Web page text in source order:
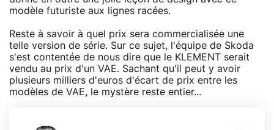
modèle futuriste aux lignes racées.
Reste à savoir à quel prix sera commercialisée une
telle version de série. Sur ce sujet, l'équipe de Skoda
s'est contentée de nous dire que le KLEMENT serait
vendu au prix d'un VAE. Sachant qu'il peut y avoir
plusieurs milliers d'euros d'écart de prix entre les
modèles de VAE, le mystère reste entier...